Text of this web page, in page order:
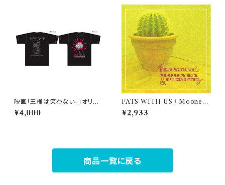
映画「王様は笑わない-」オリジ
ナルTシャツ【Lサイズ】
¥4,000
FATS WITH US / Mooney
& his Lucky Rhythm
¥2,933
商品一覧に戻る